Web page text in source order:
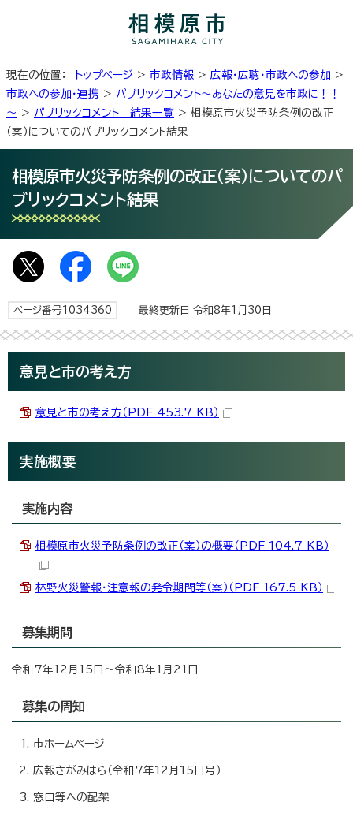
現在の位置： トップページ > 市政情報 > 広報・広聴・市政への参加 >
市政への参加・連携 > パブリックコメント～あなたの意見を市政に！！
～ > パブリックコメント 結果一覧 > 相模原市火災予防条例の改正
（案）についてのパブリックコメント結果
相模原市火災予防条例の改正（案）についてのパ
ブリックコメント結果
ページ番号1034360 最終更新日 令和8年1月30日
意見と市の考え方
意見と市の考え方（PDF 453.7 KB）
実施概要
実施内容
相模原市火災予防条例の改正（案）の概要（PDF 104.7 KB）
林野火災警報・注意報の発令期間等（案）（PDF 167.5 KB）
募集期間
令和7年12月15日～令和8年1月21日
募集の周知
市ホームページ
広報さがみはら（令和7年12月15日号）
窓口等への配架